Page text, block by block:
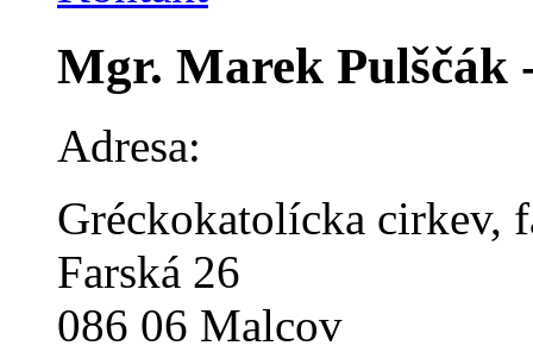
Mgr. Marek Pulščák
Adresa:
Gréckokatolícka cirkev,
Farská 26
086 06 Malcov